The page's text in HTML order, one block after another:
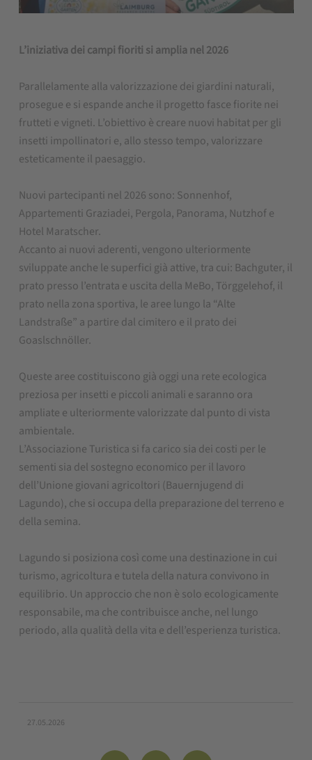
L’iniziativa dei campi fioriti si amplia nel 2026
Parallelamente alla valorizzazione dei giardini naturali,
prosegue e si espande anche il progetto fasce fiorite nei
frutteti e vigneti. L’obiettivo è creare nuovi habitat per gli
insetti impollinatori e, allo stesso tempo, valorizzare
esteticamente il paesaggio.
Nuovi partecipanti nel 2026 sono: Sonnenhof,
Appartementi Graziadei, Pergola, Panorama, Nutzhof e
Hotel Maratscher.
Accanto ai nuovi aderenti, vengono ulteriormente
sviluppate anche le superfici già attive, tra cui: Bachguter, il
prato presso l’entrata e uscita della MeBo, Törggelehof, il
prato nella zona sportiva, le aree lungo la “Alte
Landstraße” a partire dal cimitero e il prato dei
Goaslschnöller.
Queste aree costituiscono già oggi una rete ecologica
preziosa per insetti e piccoli animali e saranno ora
ampliate e ulteriormente valorizzate dal punto di vista
ambientale.
L’Associazione Turistica si fa carico sia dei costi per le
sementi sia del sostegno economico per il lavoro
dell’Unione giovani agricoltori (Bauernjugend di
Lagundo), che si occupa della preparazione del terreno e
della semina.
Lagundo si posiziona così come una destinazione in cui
turismo, agricoltura e tutela della natura convivono in
equilibrio. Un approccio che non è solo ecologicamente
responsabile, ma che contribuisce anche, nel lungo
periodo, alla qualità della vita e dell’esperienza turistica.
27.05.2026